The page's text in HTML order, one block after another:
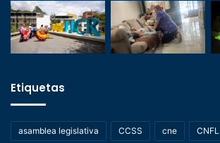
Etiquetas
asamblea legislativa CCSS cne CNFL